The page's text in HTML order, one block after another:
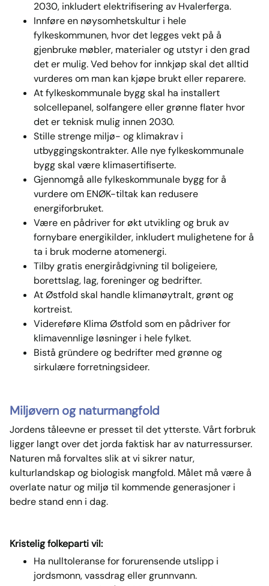
2030, inkludert elektrifisering av Hvalerferga.
Innføre en nøysomhetskultur i hele
fylkeskommunen, hvor det legges vekt på å
gjenbruke møbler, materialer og utstyr i den grad
det er mulig. Ved behov for innkjøp skal det alltid
vurderes om man kan kjøpe brukt eller reparere.
At fylkeskommunale bygg skal ha installert
solcellepanel, solfangere eller grønne flater hvor
det er teknisk mulig innen 2030.
Stille strenge miljø- og klimakrav i
utbyggingskontrakter. Alle nye fylkeskommunale
bygg skal være klimasertifiserte.
Gjennomgå alle fylkeskommunale bygg for å
vurdere om ENØK-tiltak kan redusere
energiforbruket.
Være en pådriver for økt utvikling og bruk av
fornybare energikilder, inkludert mulighetene for å
ta i bruk moderne atomenergi.
Tilby gratis energirådgivning til boligeiere,
borettslag, lag, foreninger og bedrifter.
At Østfold skal handle klimanøytralt, grønt og
kortreist.
Videreføre Klima Østfold som en pådriver for
klimavennlige løsninger i hele fylket.
Bistå gründere og bedrifter med grønne og
sirkulære forretningsideer.
Miljøvern og naturmangfold
Jordens tåleevne er presset til det ytterste. Vårt forbruk
ligger langt over det jorda faktisk har av naturressurser.
Naturen må forvaltes slik at vi sikrer natur,
kulturlandskap og biologisk mangfold. Målet må være å
overlate natur og miljø til kommende generasjoner i
bedre stand enn i dag.
Kristelig folkeparti vil:
Ha nulltoleranse for forurensende utslipp i
jordsmonn, vassdrag eller grunnvann.